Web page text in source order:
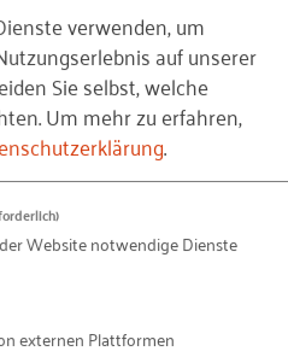
im Führungskreis
Mitarbeiter in
zur Umsetzung
weitere Fragen
Synergieeffekten
Verhältnis weniger
verwenden, um
auf unserer
Sie selbst, welche
Um mehr zu erfahren,
.
Website notwendige Dienste
externen Plattformen